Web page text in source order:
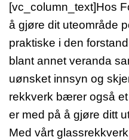
[vc_column_text]Hos
å gjøre dit uteområde
praktiske i den
blant annet veranda
uønsket innsyn og
rekkverk bærer også
er med på å gjøre ditt
Med vårt